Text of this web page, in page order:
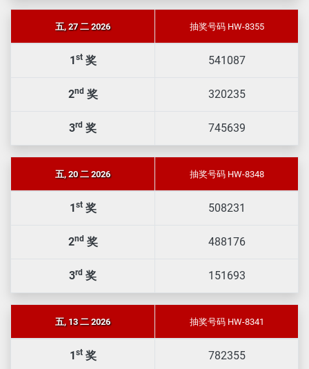
五, 27 二 2026 抽奖号码 HW-8355
1 st奖 541087
2nd 奖 320235
3rd 奖 745639
五, 20 二 2026 抽奖号码 HW-8348
1 st奖 508231
2nd 奖 488176
3rd 奖 151693
五, 13 二 2026 抽奖号码 HW-8341
1 st奖 782355